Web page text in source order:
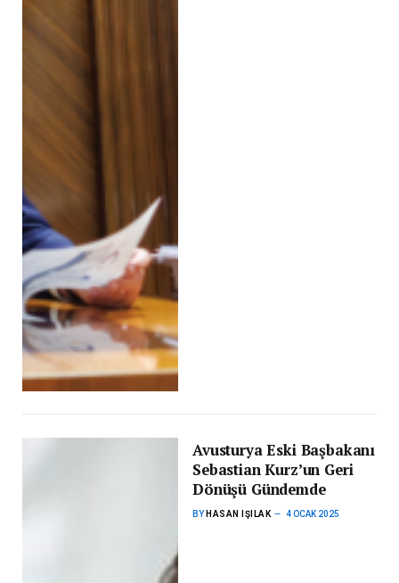
Avusturya Eski Başbakanı
Sebastian Kurz’un Geri
Dönüşü Gündemde
BY HASAN IŞILAK 4 OCAK 2025